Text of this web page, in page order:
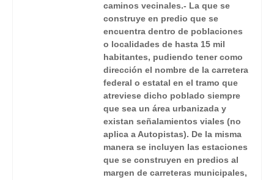
caminos vecinales.- La que se
construye en predio que se
encuentra dentro de poblaciones
o localidades de hasta 15 mil
habitantes, pudiendo tener como
dirección el nombre de la carretera
federal o estatal en el tramo que
atreviese dicho poblado siempre
que sea un área urbanizada y
existan señalamientos viales (no
aplica a Autopistas). De la misma
manera se incluyen las estaciones
que se construyen en predios al
margen de carreteras municipales,